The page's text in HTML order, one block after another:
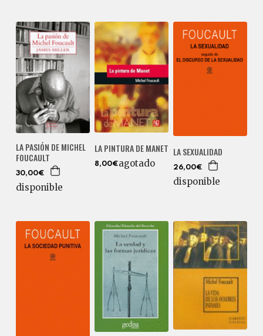
LA PASIÓN DE MICHEL
FOUCAULT
30,00€
disponible
LA PINTURA DE MANET
8,00€agotado
LA SEXUALIDAD
26,00€
disponible